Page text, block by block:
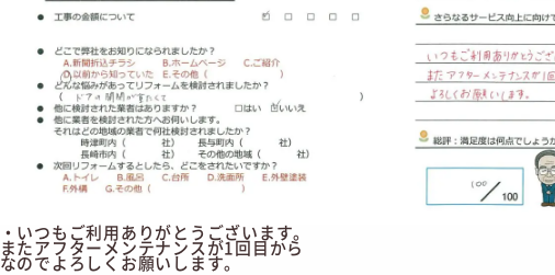
・いつもご利用ありがとうございます。
またアフターメンテナンスが1回目から
なのでよろしくお願いします。